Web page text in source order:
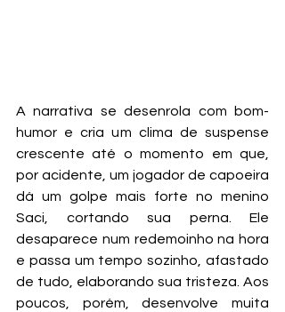
A narrativa se desenrola com bom-
humor e cria um clima de suspense
crescente até o momento em que,
por acidente, um jogador de capoeira
dá um golpe mais forte no menino
Saci, cortando sua perna. Ele
desaparece num redemoinho na hora
e passa um tempo sozinho, afastado
de tudo, elaborando sua tristeza. Aos
poucos, porém, desenvolve muita